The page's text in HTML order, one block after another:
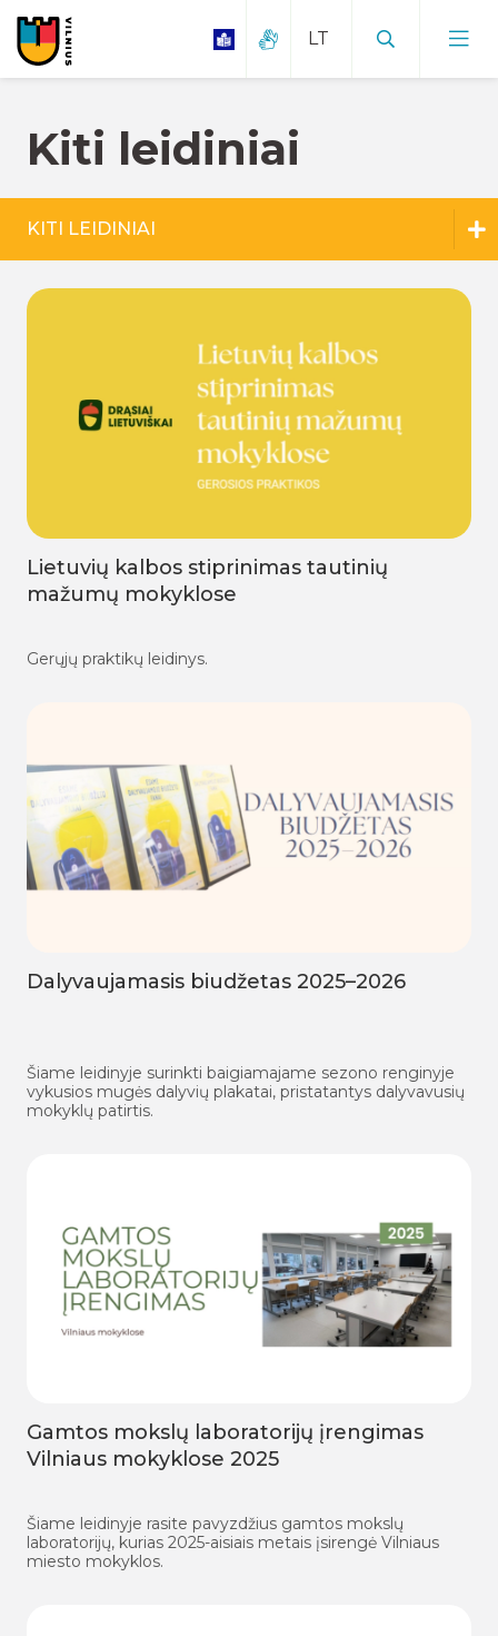
Kiti leidiniai
KITI LEIDINIAI
Tyrimai
Vilniaus mokytojai. Tendencijos
Kiti leidiniai
Lietuvių kalbos stiprinimas tautinių
mažumų mokyklose
Gerųjų praktikų leidinys.
Dalyvaujamasis biudžetas 2025–2026
Šiame leidinyje surinkti baigiamajame sezono renginyje
vykusios mugės dalyvių plakatai, pristatantys dalyvavusių
mokyklų patirtis.
Gamtos mokslų laboratorijų įrengimas
Vilniaus mokyklose 2025
Šiame leidinyje rasite pavyzdžius gamtos mokslų
laboratorijų, kurias 2025-aisiais metais įsirengė Vilniaus
miesto mokyklos.